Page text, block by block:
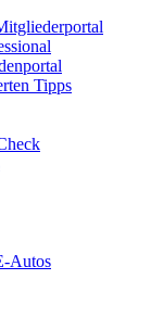
Tipps
Autos